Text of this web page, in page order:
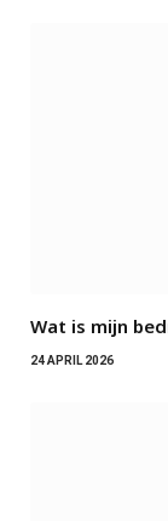
Wat is mijn
24 APRIL 2026